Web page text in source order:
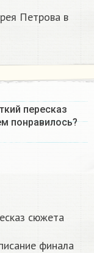
Петрова в
пересказ
понравилось?
сюжета
финала​